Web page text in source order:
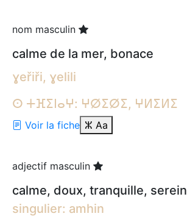
nom masculin
calme de la mer, bonace
ɣeřiři, ɣelili
ⵙ ⵜⴼⵉⵏⴰⵖ: ⵖⵁⵉⵁⵉ, ⵖⵍⵉⵍⵉ
Voir la fiche ⵣ Aa
adjectif masculin
calme, doux, tranquille, serein
singulier: amhin